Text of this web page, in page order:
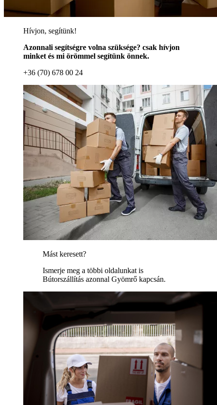
Hívjon, segítünk!
Azonnali segítségre volna szüksége? csak hívjon
minket és mi örömmel segítünk önnek.
+36 (70) 678 00 24
Mást keresett?
Ismerje meg a többi oldalunkat is
Bútorszállítás azonnal Gyömrő kapcsán.